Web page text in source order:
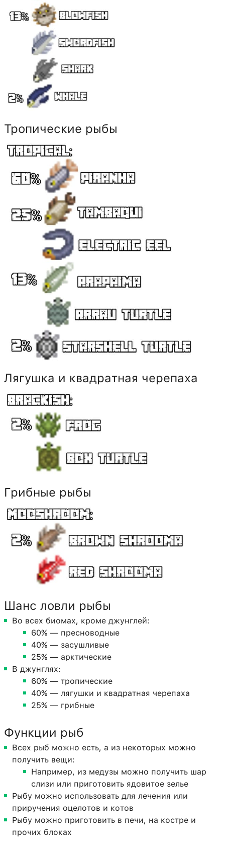
Тропические рыбы
Лягушка и квадратная черепаха
Грибные рыбы
Шанс ловли рыбы
Во всех биомах, кроме джунглей:
60% — пресноводные
40% — засушливые
25% — арктические
В джунглях:
60% — тропические
40% — лягушки и квадратная черепаха
25% — грибные
Функции рыб
Всех рыб можно есть, а из некоторых можно
получить вещи:
Например, из медузы можно получить шар
слизи или приготовить ядовитое зелье
Рыбу можно использовать для лечения или
приручения оцелотов и котов
Рыбу можно приготовить в печи, на костре и
прочих блоках